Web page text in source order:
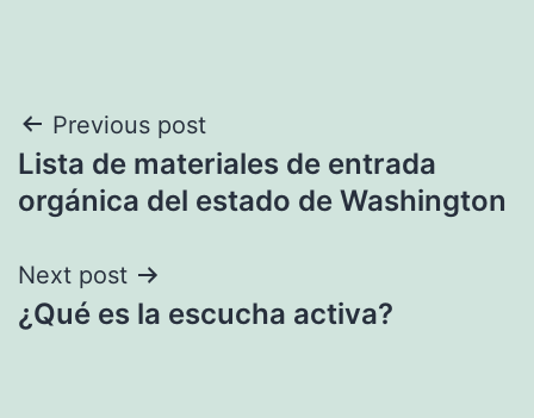
Navegación
de
Previous post
Lista de materiales de entrada
orgánica del estado de Washington
Next post
¿Qué es la escucha activa?